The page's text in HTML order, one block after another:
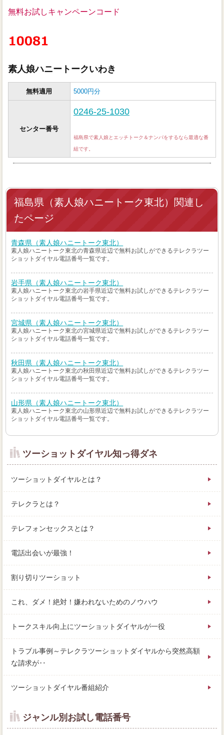
無料お試しキャンペーンコード
素人娘ハニートークいわき
無料適用 5000円分
センター番号
0246-25-1030
福島県で素人娘とエッチトーク＆ナンパをするなら最適な番
組です。
福島県（素人娘ハニートーク東北）関連し
たページ
青森県（素人娘ハニートーク東北）
素人娘ハニートーク東北の青森県近辺で無料お試しができるテレクラツー
ショットダイヤル電話番号一覧です。
岩手県（素人娘ハニートーク東北）
素人娘ハニートーク東北の岩手県近辺で無料お試しができるテレクラツー
ショットダイヤル電話番号一覧です。
宮城県（素人娘ハニートーク東北）
素人娘ハニートーク東北の宮城県近辺で無料お試しができるテレクラツー
ショットダイヤル電話番号一覧です。
秋田県（素人娘ハニートーク東北）
素人娘ハニートーク東北の秋田県近辺で無料お試しができるテレクラツー
ショットダイヤル電話番号一覧です。
山形県（素人娘ハニートーク東北）
素人娘ハニートーク東北の山形県近辺で無料お試しができるテレクラツー
ショットダイヤル電話番号一覧です。
ツーショットダイヤル知っ得ダネ
ツーショットダイヤルとは？
テレクラとは？
テレフォンセックスとは？
電話出会いが最強！
割り切りツーショット
これ、ダメ！絶対！嫌われないためのノウハウ
トークスキル向上にツーショットダイヤルが一役
トラブル事例～テレクラツーショットダイヤルから突然高額
な請求が‥
ツーショットダイヤル番組紹介
ジャンル別お試し電話番号